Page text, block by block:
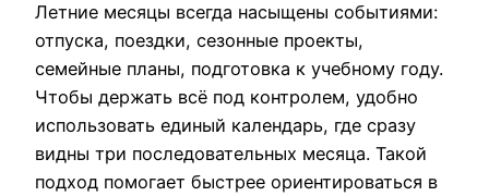
Летние месяцы всегда насыщены событиями:
отпуска, поездки, сезонные проекты,
семейные планы, подготовка к учебному году.
Чтобы держать всё под контролем, удобно
использовать единый календарь, где сразу
видны три последовательных месяца. Такой
подход помогает быстрее ориентироваться в